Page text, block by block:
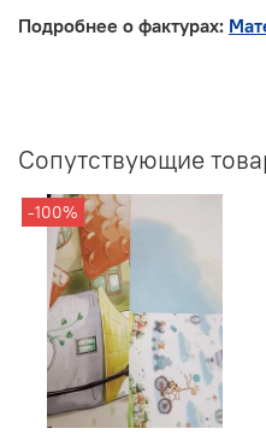
Подробнее о фактурах:
Сопутствующие
-100%